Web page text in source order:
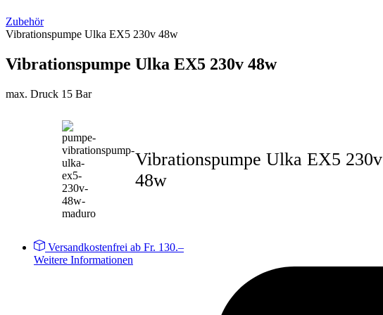
Zubehör
Vibrationspumpe Ulka EX5 230v 48w
Vibrationspumpe Ulka EX5 230v 48w
max. Druck 15 Bar
Vibrationspumpe Ulka EX5 230v
48w
Versandkostenfrei ab Fr. 130.–
Weitere Informationen